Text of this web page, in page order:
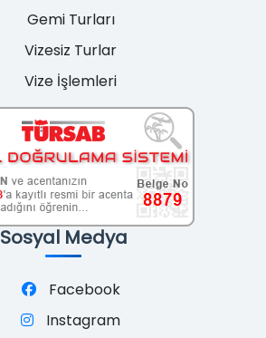
Gemi Turları
Vizesiz Turlar
Vize İşlemleri
Sosyal Medya
Facebook
Instagram